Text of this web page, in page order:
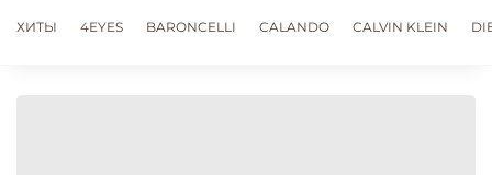
ХИТЫ 4EYES BARONCELLI CALANDO CALVIN KLEIN